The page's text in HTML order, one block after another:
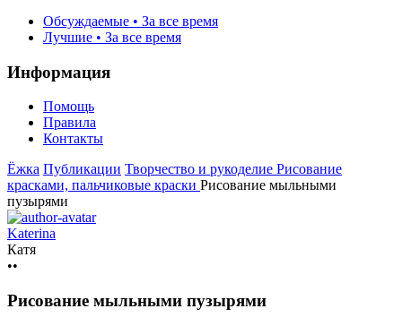
Обсуждаемые • За все время
Лучшие • За все время
Информация
Помощь
Правила
Контакты
Ёжка Публикации Творчество и рукоделие Рисование
красками, пальчиковые краски Рисование мыльными
пузырями
Katerina
Катя
••
Рисование мыльными пузырями